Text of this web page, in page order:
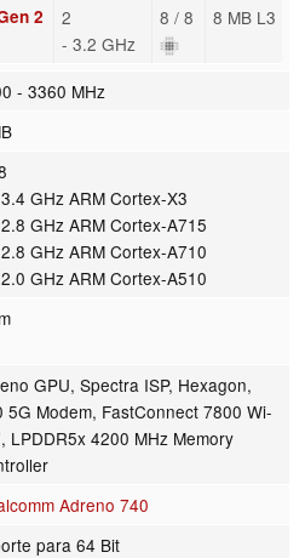
2
2
- 3.2 GHz
8 / 8 8 MB L3
- 3360 MHz
GHz ARM Cortex-X3
GHz ARM Cortex-A715
GHz ARM Cortex-A710
GHz ARM Cortex-A510
GPU, Spectra ISP, Hexagon,
5G Modem, FastConnect 7800 Wi-
LPDDR5x 4200 MHz Memory
Adreno 740
para 64 Bit